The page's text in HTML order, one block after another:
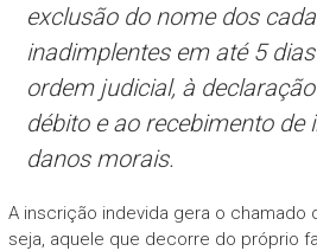
exclusão do nome dos
inadimplentes em até 5
ordem judicial, à
débito e ao recebimento de
danos morais.
A inscrição indevida gera o chamado
seja, aquele que decorre do próprio